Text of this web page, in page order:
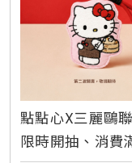
點點心X三麗鷗
限時開抽、消費